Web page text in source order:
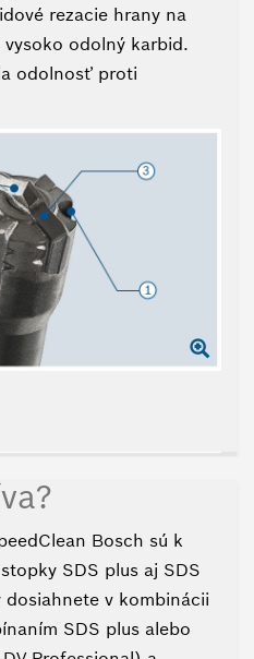
rezacie hrany na
odolný karbid.
odolnosť proti
Bosch sú k
SDS plus aj SDS
dosiahnete v kombinácii
SDS plus alebo